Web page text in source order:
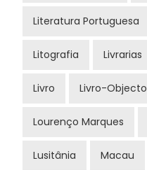
Literatura Portuguesa
Litografia Livrarias
Livro Livro-Objecto
Lourenço Marques
Lusitânia Macau